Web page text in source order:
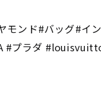
モンド#バッグ#イ
#プラダ